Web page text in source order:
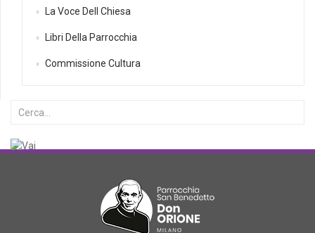
La Voce Dell Chiesa
Libri Della Parrocchia
Commissione Cultura